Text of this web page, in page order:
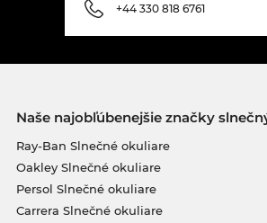
+44 330 818 6761
Naše najobľúbenejšie značky
Ray-Ban Slnečné okuliare
Oakley Slnečné okuliare
Persol Slnečné okuliare
Carrera Slnečné okuliare